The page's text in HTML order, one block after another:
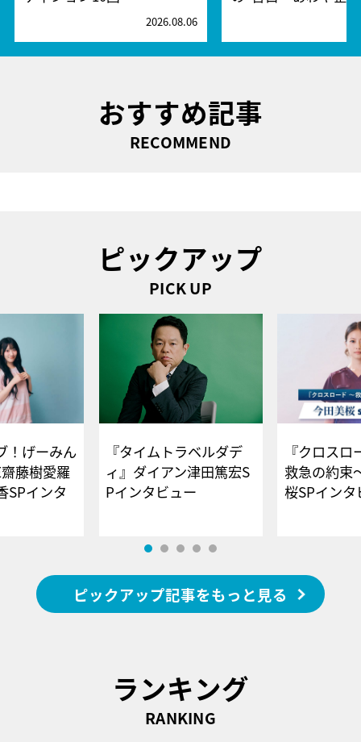
2026.08.06
おすすめ記事
RECOMMEND
ピックアップ
PICK UP
！げーみん
藤樹愛羅
SPインタ
『タイムトラベルダデ
ィ』ダイアン津田篤宏S
Pインタビュー
『クロス
救急の約束
桜SPイ
ピックアップ記事をもっと見る
ランキング
RANKING